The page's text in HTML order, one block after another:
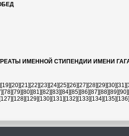
ИМЕННОЙ СТИПЕНДИИ ИМЕНИ
[19] [20] [21] [22] [23] [24] [25] [26] [27] [28] [29] [30] [31]
[78] [79] [80] [81] [82] [83] [84] [85] [86] [87] [88] [89] [90]
[127] [128] [129] [130] [131] [132] [133] [134] [135] [136]